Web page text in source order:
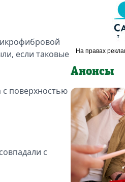
если таковые
с поверхностью
с
Анонсы